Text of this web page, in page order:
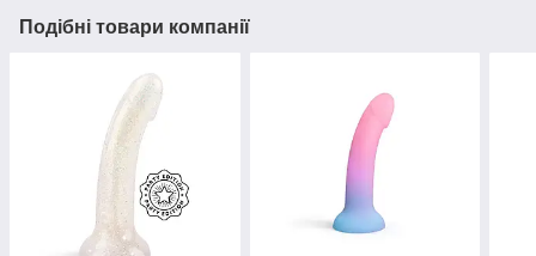
Подібні товари компанії